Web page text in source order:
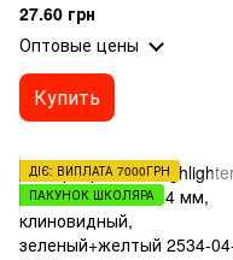
27.60 грн
Оптовые цены
Купить
ДІЄ: ВИПЛАТА 7000ГРН
ПАКУНОК ШКОЛЯРА